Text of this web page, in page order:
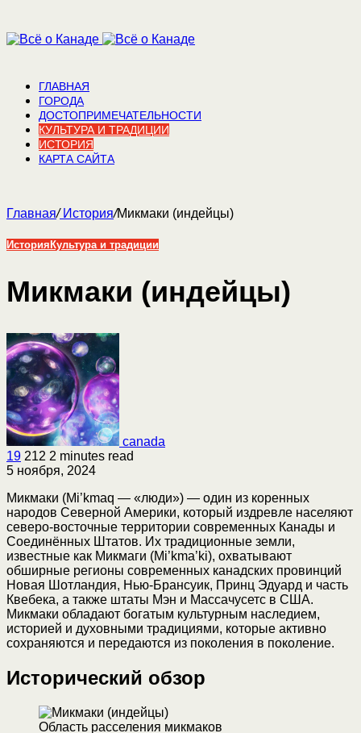
ГЛАВНАЯ
ГОРОДА
ДОСТОПРИМЕЧАТЕЛЬНОСТИ
КУЛЬТУРА И ТРАДИЦИИ
ИСТОРИЯ
КАРТА САЙТА
Главная/История/Микмаки (индейцы)
История Культура и традиции
Микмаки (индейцы)
canada
19 212 2 minutes read
5 ноября, 2024
Микмаки (Mi’kmaq — «люди») — один из коренных
народов Северной Америки, который издревле населяют
северо-восточные территории современных Канады и
Соединённых Штатов. Их традиционные земли,
известные как Микмаги (Mi’kma’ki), охватывают
обширные регионы современных канадских провинций
Новая Шотландия, Нью-Брансуик, Принц Эдуард и часть
Квебека, а также штаты Мэн и Массачусетс в США.
Микмаки обладают богатым культурным наследием,
историей и духовными традициями, которые активно
сохраняются и передаются из поколения в поколение.
Исторический обзор
Область расселения микмаков